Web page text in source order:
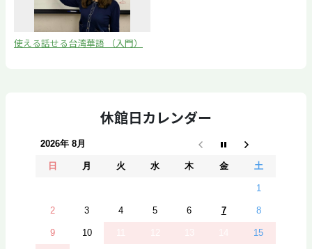
休館日カレンダー
2026年 8月
日 月 火 水 木 金 土
1
2 3 4 5 6 7 8
9 10 15
使える話せる台湾華語 （入門）